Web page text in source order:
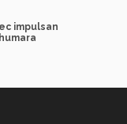
impulsan